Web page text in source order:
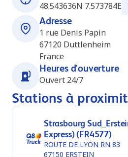
48.543636N 7.573784E
Adresse
1 rue Denis Papin
67120 Duttlenheim
France
Heures d'ouverture
Ouvert 24/7
Stations à
Strasbourg
Express) (FR4577)
ROUTE DE LYON RN 83
67150 ERSTEIN